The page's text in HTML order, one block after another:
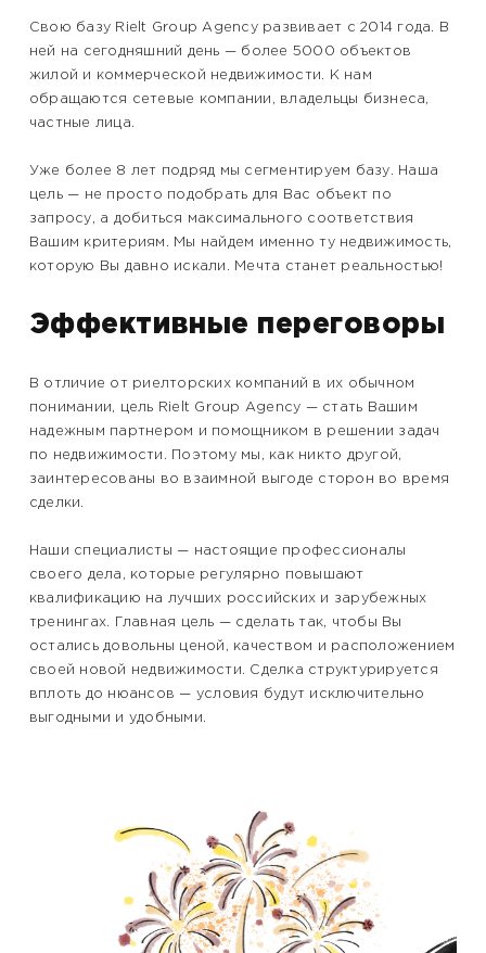
Свою базу Rielt Group Agency развивает с 2014 года. В
ней на сегодняшний день — более 5000 объектов
жилой и коммерческой недвижимости. К нам
обращаются сетевые компании, владельцы бизнеса,
частные лица.
Уже более 8 лет подряд мы сегментируем базу. Наша
цель — не просто подобрать для Вас объект по
запросу, а добиться максимального соответствия
Вашим критериям. Мы найдем именно ту недвижимость,
которую Вы давно искали. Мечта станет реальностью!
Эффективные переговоры
В отличие от риелторских компаний в их обычном
понимании, цель Rielt Group Agency — стать Вашим
надежным партнером и помощником в решении задач
по недвижимости. Поэтому мы, как никто другой,
заинтересованы во взаимной выгоде сторон во время
сделки.
Наши специалисты — настоящие профессионалы
своего дела, которые регулярно повышают
квалификацию на лучших российских и зарубежных
тренингах. Главная цель — сделать так, чтобы Вы
остались довольны ценой, качеством и расположением
своей новой недвижимости. Сделка структурируется
вплоть до нюансов — условия будут исключительно
выгодными и удобными.